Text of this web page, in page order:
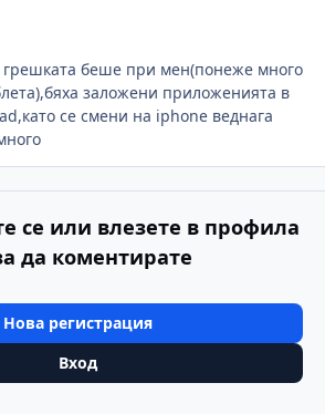
беше при мен(понеже много
заложени приложенията в
се смени на iphone веднага
се или влезете в профила
да коментирате
Нова регистрация
Вход